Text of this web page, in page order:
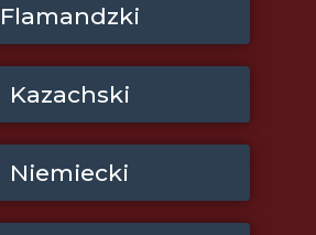
Flamandzki
Kazachski
Niemiecki